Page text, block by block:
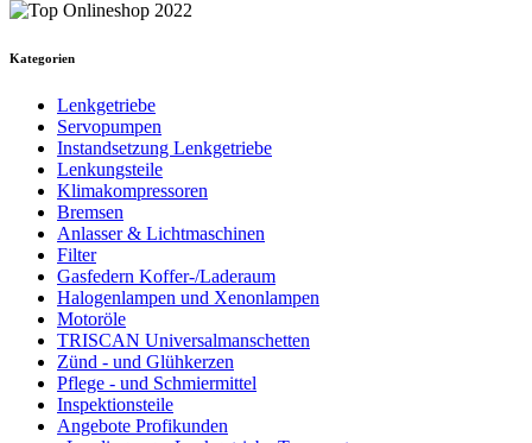
Kategorien
Lenkgetriebe
Servopumpen
Instandsetzung Lenkgetriebe
Lenkungsteile
Klimakompressoren
Bremsen
Anlasser & Lichtmaschinen
Filter
Gasfedern Koffer-/Laderaum
Halogenlampen und Xenonlampen
Motoröle
TRISCAN Universalmanschetten
Zünd - und Glühkerzen
Pflege - und Schmiermittel
Inspektionsteile
Angebote Profikunden